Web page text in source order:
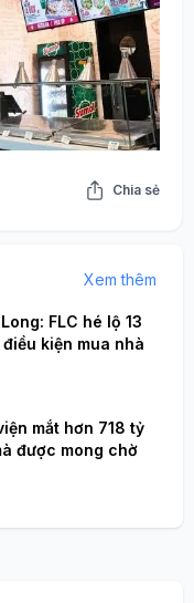
Chia sẻ
Xem thêm
FLC hé lộ 13
kiện mua nhà
mắt hơn 718 tỷ
được mong chờ